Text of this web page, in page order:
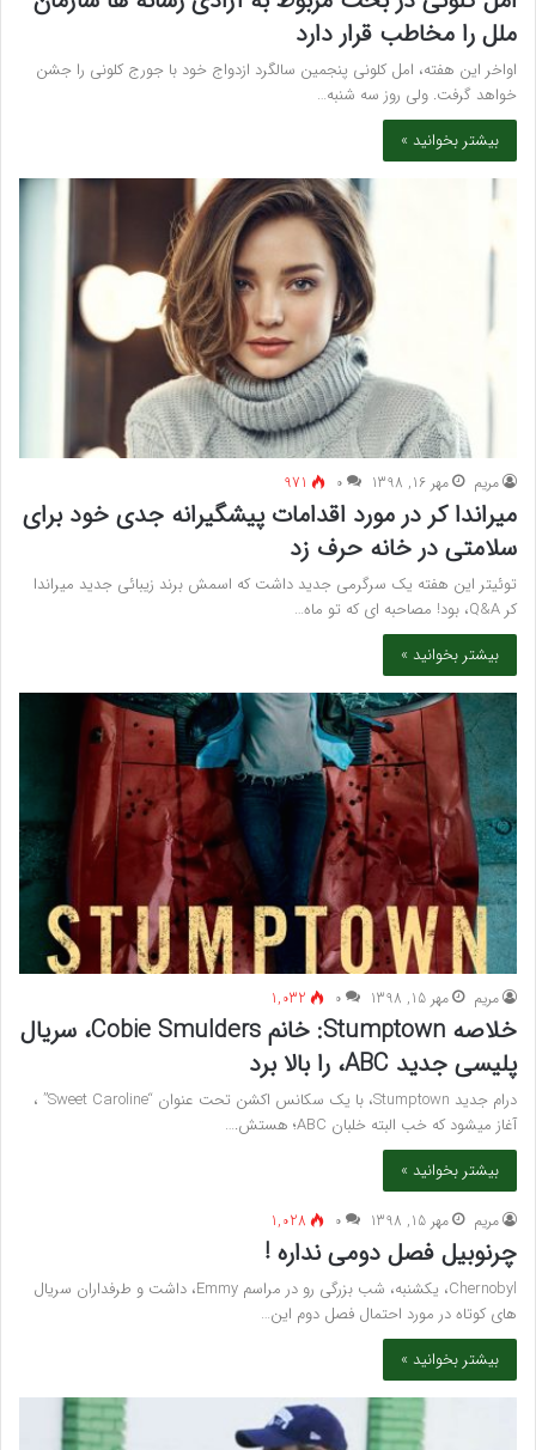
ملل را مخاطب قرار دارد
اواخر این هفته، امل کلونی پنجمین سالگرد ازدواج خود با جورج کلونی را جشن
خواهد گرفت. ولی روز سه شنبه…
بیشتر بخوانید »
مريم مهر 16, 1398 ۰ 971
میراندا کر در مورد اقدامات پیشگیرانه جدی خود برای
سلامتی در خانه حرف زد
توئیتر این هفته یک سرگرمی جدید داشت که اسمش برند زیبائی جدید میراندا
کر Q&A، بود! مصاحبه ای که تو ماه…
بیشتر بخوانید »
مريم مهر 15, 1398 ۰ 1,032
خلاصه Stumptown: خانم Cobie Smulders، سریال
پلیسی جدید ABC، را بالا برد
درام جدید Stumptown، با یک سکانس اکشن تحت عنوان “Sweet Caroline” ،
آغاز میشود که خب البته خلبان ABC؛ هستش.…
بیشتر بخوانید »
مريم مهر 15, 1398 ۰ 1,028
چرنوبیل فصل دومی نداره !
Chernobyl، یکشنبه، شب بزرگی رو در مراسم Emmy، داشت و طرفداران سریال
های کوتاه در مورد احتمال فصل دوم این…
بیشتر بخوانید »